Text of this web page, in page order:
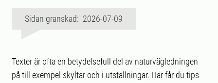
Sidan granskad: 2026-07-09
Texter är ofta en betydelsefull del av naturvägledningen
på till exempel skyltar och i utställningar. Här får du tips